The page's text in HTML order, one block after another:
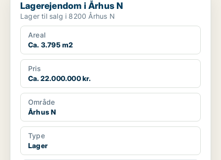
Lagerejendom i Århus N
Lager til salg i 8200 Århus N
Areal
Ca. 3.795 m2
Pris
Ca. 22.000.000 kr.
Område
Århus N
Type
Lager